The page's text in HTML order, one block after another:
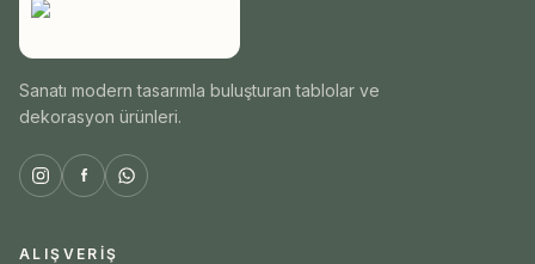
Sanatı modern tasarımla buluşturan tablolar ve
dekorasyon ürünleri.
ALIŞVERIŞ